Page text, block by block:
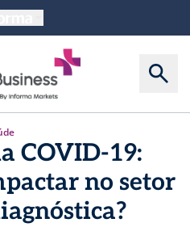
COVID-19:
no setor